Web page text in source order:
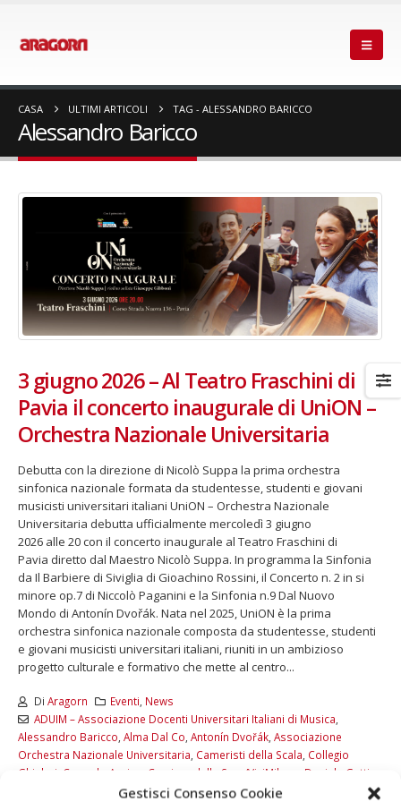
Gestisci Consenso Cookie
CASA ULTIMI ARTICOLI TAG - ALESSANDRO BARICCO
Alessandro Baricco
3 giugno 2026 – Al Teatro Fraschini di
Pavia il concerto inaugurale di UniON –
Orchestra Nazionale Universitaria
Debutta con la direzione di Nicolò Suppa la prima orchestra
sinfonica nazionale formata da studentesse, studenti e giovani
musicisti universitari italiani UniON – Orchestra Nazionale
Universitaria debutta ufficialmente mercoledì 3 giugno
2026 alle 20 con il concerto inaugurale al Teatro Fraschini di
Pavia diretto dal Maestro Nicolò Suppa. In programma la Sinfonia
da Il Barbiere di Siviglia di Gioachino Rossini, il Concerto n. 2 in si
minore op.7 di Niccolò Paganini e la Sinfonia n.9 Dal Nuovo
Mondo di Antonín Dvořák. Nata nel 2025, UniON è la prima
orchestra sinfonica nazionale composta da studentesse, studenti
e giovani musicisti universitari italiani, riuniti in un ambizioso
progetto culturale e formativo che mette al centro...
Di Aragorn Eventi News
ADUIM – Associazione Docenti Universitari Italiani di Musica
Alessandro Baricco Alma Dal Co Antonín Dvořák Associazione
Orchestra Nazionale Universitaria Cameristi della Scala Collegio
Ghisleri Corrado Augias Corriere della Sera/ViviMilano Daniele Gatti
Gianluca Scandola ,Gioachino Rossini,Intesa Sanpaolo